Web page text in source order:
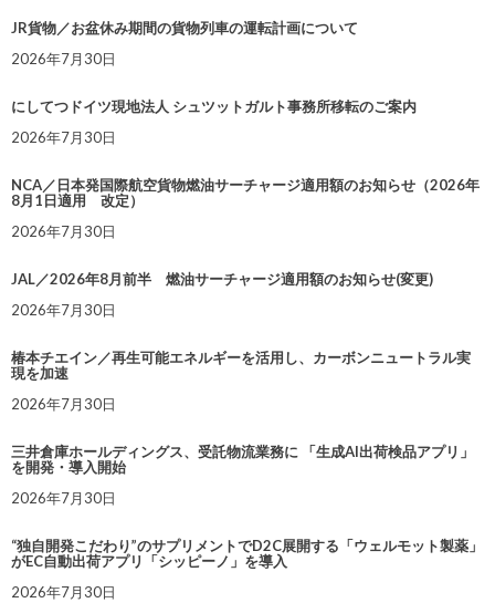
JR貨物／お盆休み期間の貨物列車の運転計画について
2026年7月30日
にしてつドイツ現地法人 シュツットガルト事務所移転のご案内
2026年7月30日
NCA／日本発国際航空貨物燃油サーチャージ適用額のお知らせ（2026年
8月1日適用 改定）
2026年7月30日
JAL／2026年8月前半 燃油サーチャージ適用額のお知らせ(変更)
2026年7月30日
椿本チエイン／再生可能エネルギーを活用し、カーボンニュートラル実
現を加速
2026年7月30日
三井倉庫ホールディングス、受託物流業務に 「生成AI出荷検品アプリ」
を開発・導入開始
2026年7月30日
“独自開発こだわり”のサプリメントでD2C展開する「ウェルモット製薬」
がEC自動出荷アプリ「シッピーノ」を導入
2026年7月30日